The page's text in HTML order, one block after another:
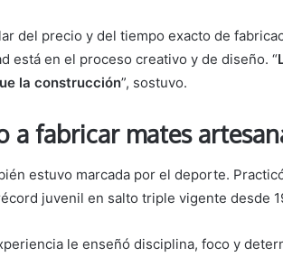
del precio y del tiempo exacto de
está en el proceso creativo y de diseño. “
la construcción”, sostuvo.
a fabricar mates
estuvo marcada por el deporte.
juvenil en salto triple vigente desde
le enseñó disciplina, foco y